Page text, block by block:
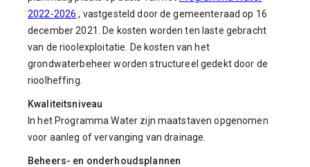
2022-2026 , vastgesteld door de gemeenteraad op 16
december 2021. De kosten worden ten laste gebracht
van de rioolexploitatie. De kosten van het
grondwaterbeheer worden structureel gedekt door de
rioolheffing.
Kwaliteitsniveau
In het Programma Water zijn maatstaven opgenomen
voor aanleg of vervanging van drainage.
Beheers- en onderhoudsplannen